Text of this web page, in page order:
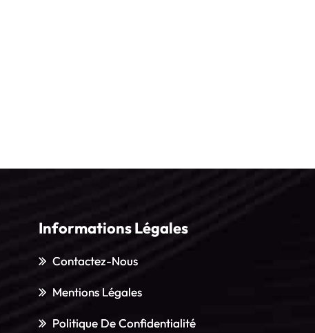
Informations Légales
Contactez-Nous
Mentions Légales
Politique De Confidentialité